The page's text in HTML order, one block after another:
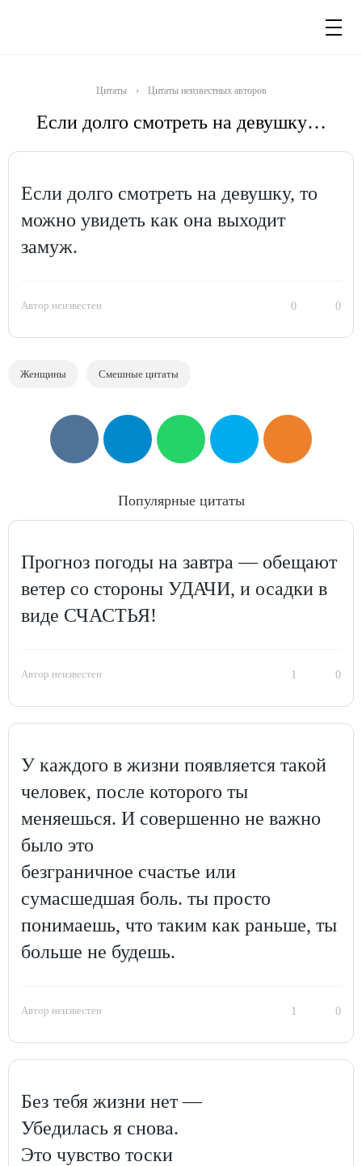
Цитаты › Цитаты неизвестных авторов
Если долго смотреть на девушку…
Если долго смотреть на девушку, то
можно увидеть как она выходит
замуж.
Автор неизвестен 0 0
Женщины Смешные цитаты
Популярные цитаты
Прогноз погоды на завтра — обещают
ветер со стороны УДАЧИ, и осадки в
виде СЧАСТЬЯ!
Автор неизвестен 1 0
У каждого в жизни появляется такой
человек, после которого ты
меняешься. И совершенно не важно
было это
безграничное счастье или
сумасшедшая боль. ты просто
понимаешь, что таким как раньше, ты
больше не будешь.
Автор неизвестен 1 0
Без тебя жизни нет —
Убедилась я снова.
Это чувство тоски